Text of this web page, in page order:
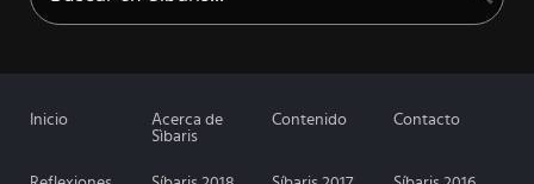
Inicio
Acerca de
Sìbaris
Contenido Contacto